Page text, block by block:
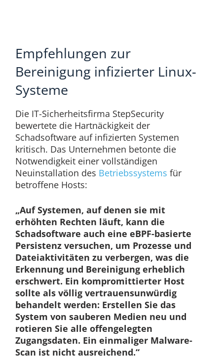
Empfehlungen zur
Bereinigung infizierter Linux-
Systeme
Die IT-Sicherheitsfirma StepSecurity
bewertete die Hartnäckigkeit der
Schadsoftware auf infizierten Systemen
kritisch. Das Unternehmen betonte die
Notwendigkeit einer vollständigen
Neuinstallation des Betriebssystems für
betroffene Hosts:
„Auf Systemen, auf denen sie mit
erhöhten Rechten läuft, kann die
Schadsoftware auch eine eBPF-basierte
Persistenz versuchen, um Prozesse und
Dateiaktivitäten zu verbergen, was die
Erkennung und Bereinigung erheblich
erschwert. Ein kompromittierter Host
sollte als völlig vertrauensunwürdig
behandelt werden: Erstellen Sie das
System von sauberen Medien neu und
rotieren Sie alle offengelegten
Zugangsdaten. Ein einmaliger Malware-
Scan ist nicht ausreichend.“